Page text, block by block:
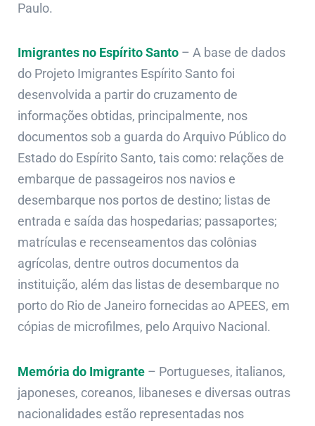
Paulo.
Imigrantes no Espírito Santo – A base de dados
do Projeto Imigrantes Espírito Santo foi
desenvolvida a partir do cruzamento de
informações obtidas, principalmente, nos
documentos sob a guarda do Arquivo Público do
Estado do Espírito Santo, tais como: relações de
embarque de passageiros nos navios e
desembarque nos portos de destino; listas de
entrada e saída das hospedarias; passaportes;
matrículas e recenseamentos das colônias
agrícolas, dentre outros documentos da
instituição, além das listas de desembarque no
porto do Rio de Janeiro fornecidas ao APEES, em
cópias de microfilmes, pelo Arquivo Nacional.
Memória do Imigrante – Portugueses, italianos,
japoneses, coreanos, libaneses e diversas outras
nacionalidades estão representadas nos